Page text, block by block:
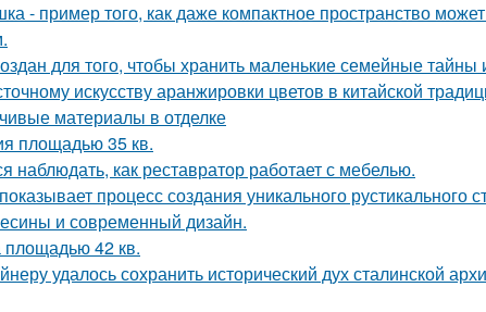
- пример того, как даже компактное пространство
для того, чтобы хранить маленькие семейные
искусству аранжировки цветов в китайской
материалы в отделке
площадью 35 кв.
наблюдать, как реставратор работает с мебелью.
процесс создания уникального рустикального
и современный дизайн.
42 кв.
удалось сохранить исторический дух сталинской